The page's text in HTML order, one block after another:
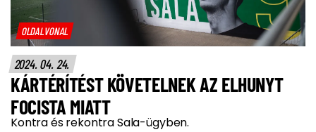
OLDALVONAL
2024. 04. 24.
KÁRTÉRÍTÉST KÖVETELNEK AZ ELHUNYT
FOCISTA MIATT
Kontra és rekontra Sala-ügyben.